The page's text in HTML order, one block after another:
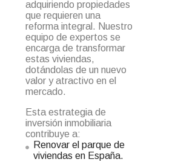
adquiriendo propiedades
que requieren una
reforma integral. Nuestro
equipo de expertos se
encarga de transformar
estas viviendas,
dotándolas de un nuevo
valor y atractivo en el
mercado.
Esta estrategia de
inversión inmobiliaria
contribuye a:
Renovar el parque de
viviendas en España.